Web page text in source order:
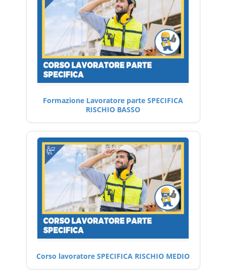
Formazione Lavoratore parte SPECIFICA
RISCHIO BASSO
Corso lavoratore SPECIFICA RISCHIO MEDIO